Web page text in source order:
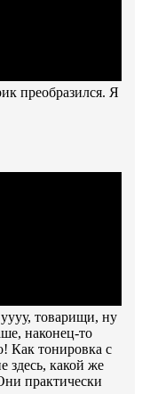
преобразился. Я
уууу, товарищи, ну
наконец-то
Как тонировка с
здесь, какой же
практически